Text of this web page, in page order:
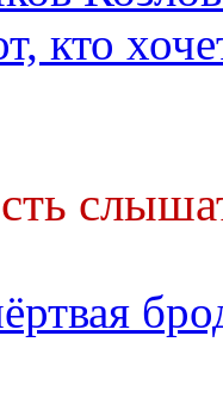
кто